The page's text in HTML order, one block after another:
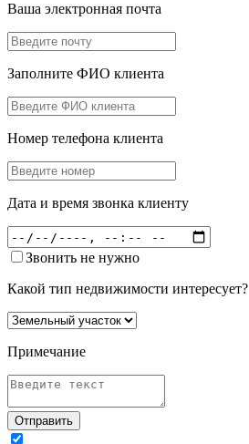
Ваша электронная почта
Заполните ФИО клиента
Номер телефона клиента
Дата и время звонка клиенту
Звонить не нужно
Какой тип недвижимости интересует?
Примечание
Отправить